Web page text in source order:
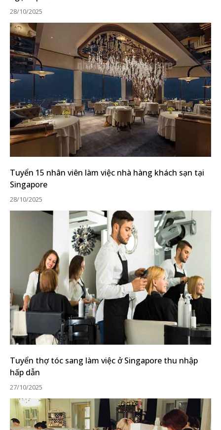
28/10/2025
Tuyển 15 nhân viên làm việc nhà hàng khách sạn tại
Singapore
28/10/2025
Tuyển thợ tóc sang làm việc ở Singapore thu nhập
hấp dẫn
27/10/2025